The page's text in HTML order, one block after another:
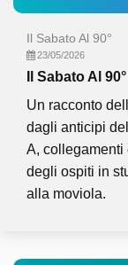
Il Sabato Al 90°
23/05/2026
Il Sabato Al
Un racconto
dagli anticipi
A, collegamenti
degli ospiti in
alla moviola.